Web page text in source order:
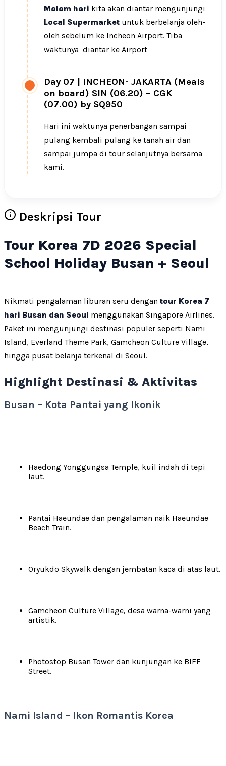
Malam hari kita akan diantar mengunjungi
Local Supermarket untuk berbelanja oleh-
oleh sebelum ke Incheon Airport. Tiba
waktunya diantar ke Airport
Day 07
INCHEON- JAKARTA (Meals
on board) SIN (06.20) – CGK
(07.00) by SQ950
Hari ini waktunya penerbangan sampai
pulang kembali pulang ke tanah air dan
sampai jumpa di tour selanjutnya bersama
kami.
Deskripsi Tour
Tour Korea 7D 2026 Special
School Holiday Busan + Seoul
Nikmati pengalaman liburan seru dengan tour Korea 7
hari Busan dan Seoul menggunakan Singapore Airlines.
Paket ini mengunjungi destinasi populer seperti Nami
Island, Everland Theme Park, Gamcheon Culture Village,
hingga pusat belanja terkenal di Seoul.
Highlight Destinasi & Aktivitas
Busan – Kota Pantai yang Ikonik
Haedong Yonggungsa Temple, kuil indah di tepi
laut.
Pantai Haeundae dan pengalaman naik Haeundae
Beach Train.
Oryukdo Skywalk dengan jembatan kaca di atas laut.
Gamcheon Culture Village, desa warna-warni yang
artistik.
Photostop Busan Tower dan kunjungan ke BIFF
Street.
Nami Island – Ikon Romantis Korea